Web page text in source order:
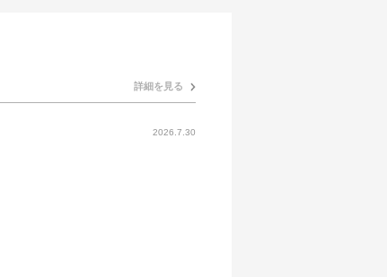
詳細を見る
2026.7.30